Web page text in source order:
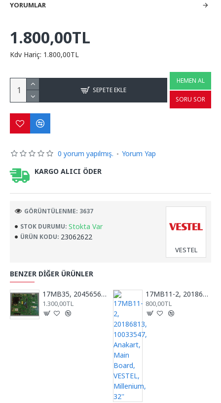
YORUMLAR
KARGO ALICI ÖDER
STOK DURUMU: Stokta Var
ÜRÜN KODU: 23062622
VESTEL
GÖRÜNTÜLENME: 3637
0 yorum yapılmış. - Yorum Yap
1.800,00TL
Kdv Hariç: 1.800,00TL
SEPETE EKLE
HEMEN AL
SORU SOR
BENZER DIĞER ÜRÜNLER
17MB35, 20456565, RTV40781, REGAL, VESTEL, ANA KART, MAİN BOARD
1.300,00TL
17MB11-2, 20186813, 10033547, Anakart, Main Board, VESTEL, Millenium, 32''
800,00TL